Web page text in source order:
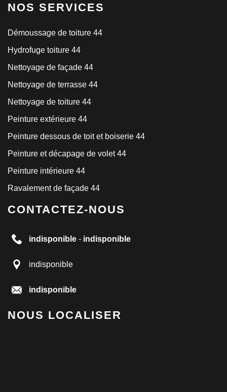
NOS SERVICES
Démoussage de toiture 44
Hydrofuge toiture 44
Nettoyage de façade 44
Nettoyage de terrasse 44
Nettoyage de toiture 44
Peinture extérieure 44
Peinture dessous de toit et boiserie 44
Peinture et décapage de volet 44
Peinture intérieure 44
Ravalement de façade 44
CONTACTEZ-NOUS
indisponible - indisponible
indisponible
indisponible
NOUS LOCALISER